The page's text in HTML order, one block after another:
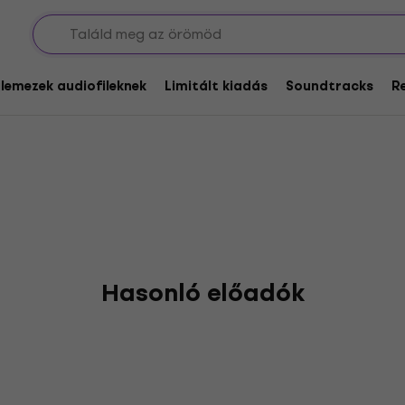
audiofileknek Limitált kiadás Soundtracks
Hasonló előadók